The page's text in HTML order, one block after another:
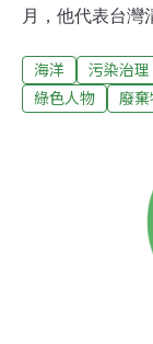
月，他代表台灣
著到墾丁執行
席親人婚禮的途
對方設計的海
海邊的垃圾換
得於父母自從
將關注焦點慢
路，其實是從
負責處理廢棄
焚化爐都是他
海洋 污染治理
綠色人物
廢